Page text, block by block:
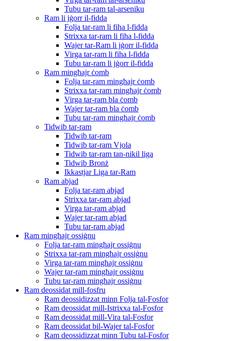
Tubu tar-ram tal-arseniku
Ram li jġorr il-fidda
Folja tar-ram li fiha l-fidda
Strixxa tar-ram li fiha l-fidda
Wajer tar-Ram li jġorr il-fidda
Virga tar-ram li fiha l-fidda
Tubu tar-ram li jġorr il-fidda
Ram mingħajr ċomb
Folja tar-ram mingħajr ċomb
Strixxa tar-ram mingħajr ċomb
Virga tar-ram bla ċomb
Wajer tar-ram bla ċomb
Tubu tar-ram mingħajr ċomb
Tidwib tar-ram
Tidwib tar-ram
Tidwib tar-ram Vjola
Tidwib tar-ram tan-nikil liga
Tidwib Bronż
Ikkastjar Liga tar-Ram
Ram abjad
Folja tar-ram abjad
Strixxa tar-ram abjad
Virga tar-ram abjad
Wajer tar-ram abjad
Tubu tar-ram abjad
Ram mingħajr ossiġnu
Folja tar-ram mingħajr ossiġnu
Strixxa tar-ram mingħajr ossiġnu
Virga tar-ram mingħajr ossiġnu
Wajer tar-ram mingħajr ossiġnu
Tubu tar-ram mingħajr ossiġnu
Ram deossidat mill-fosfru
Ram deossidizzat minn Folja tal-Fosfor
Ram deossidat mill-Istrixxa tal-Fosfor
Ram deossidat mill-Vira tal-Fosfor
Ram deossidat bil-Wajer tal-Fosfor
Ram deossidizzat minn Tubu tal-Fosfor